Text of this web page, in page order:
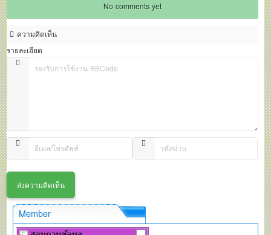
No comments yet
ความคิดเห็น
รายละเอียด
Member